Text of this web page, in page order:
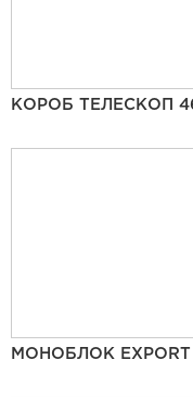
КОРОБ ТЕЛЕСКОП
МОНОБЛОК EXPORT